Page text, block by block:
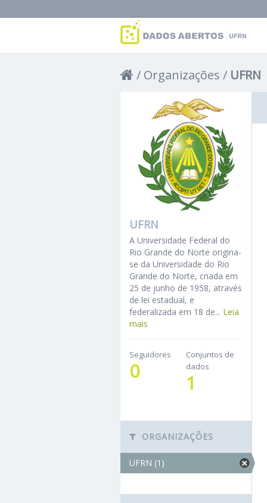
Organizações UFRN
UFRN
A Universidade Federal do
Rio Grande do Norte origina-
se da Universidade do Rio
Grande do Norte, criada em
25 de junho de 1958, através
de lei estadual, e
federalizada em 18 de... Leia
mais
Seguidores
0
Conjuntos de
dados
1
ORGANIZAÇÕES
UFRN (1)